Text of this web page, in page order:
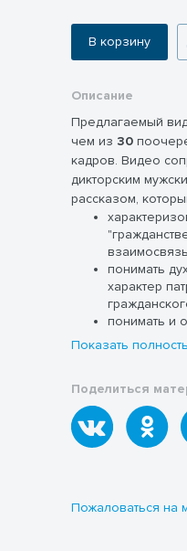
В корзину
Описание
Предлагаемый
чем из 30
кадров. Видео
дикторским
рассказом,
понимать
характер
понимать и
секв формате
увлекательно
и часть урока по
класс.
Рабочий лист
Показать
Поделиться
Пожаловаться на